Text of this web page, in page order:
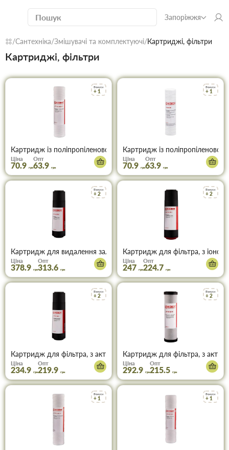
Запоріжжя
Сантехніка Змішувачі та комплектуючі Картриджі, фільтри
Картриджі, фільтри
Бонуси
+ 1
Картридж із поліпропіленової нитки PP1 Koer KV-02-2510-01
Ціна
70.9 грн
Опт
63.9 грн
Бонуси
+ 1
Картридж із
Ціна
70.9 грн
Опт
63.9 грн
Бонуси
+ 2
Картридж для видалення заліза Koer KV-06-2510 2,5«x10»
Ціна
378.9 грн
Опт
313.6 грн
Бонуси
+ 2
Картридж для фільтра, з
Ціна
247 грн
Опт
224.7 грн
Бонуси
+ 2
Картридж для фільтра, з активованим гранульованим вугіллям
Ціна
234.9 грн
Опт
219.9 грн
Бонуси
+ 2
Картридж для фільтра, з
Ціна
292.9 грн
Опт
215.5 грн
Бонуси
+ 1
Бонуси
+ 1